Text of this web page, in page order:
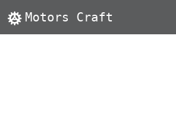
Motors Craft